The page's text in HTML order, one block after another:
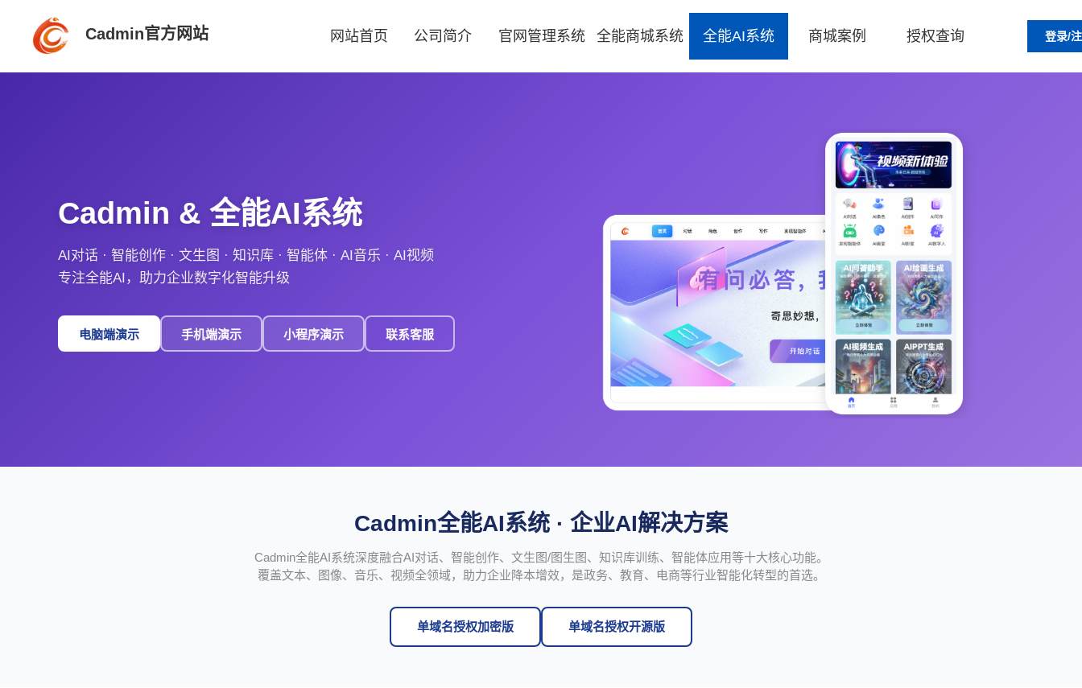
Cadmin官方网站 网站首页 公司简介 官网管理系统 全能商城系统 全能AI系统 商城案例 授权查询 登录/
Cadmin & 全能AI系统
AI对话 · 智能创作 · 文生图 · 知识库 · 智能体 · AI音乐 · AI视频
专注全能AI，助力企业数字化智能升级
电脑端演示 手机端演示 小程序演示 联系客服
Cadmin全能AI系统 · 企业AI解决方案
Cadmin全能AI系统深度融合AI对话、智能创作、文生图/图生图、知识库训练、智能体应用等十大核心功能。
覆盖文本、图像、音乐、视频全领域，助力企业降本增效，是政务、教育、电商等行业智能化转型的首选。
单域名授权加密版 单域名授权开源版